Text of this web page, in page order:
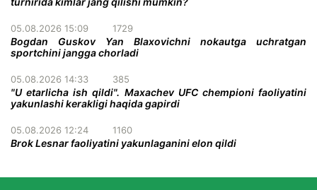
05.08.2026 15:09 1729
Bogdan Guskov Yan Blaxovichni nokautga uchratgan
sportchini jangga chorladi
05.08.2026 14:33 385
"U etarlicha ish qildi". Maxachev UFC chempioni faoliyatini
yakunlashi kerakligi haqida gapirdi
05.08.2026 12:24 1160
Brok Lesnar faoliyatini yakunlaganini elon qildi